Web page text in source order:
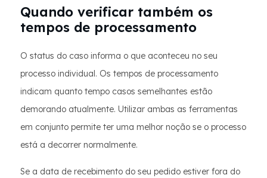
Quando verificar também os
tempos de processamento
O status do caso informa o que aconteceu no seu
processo individual. Os tempos de processamento
indicam quanto tempo casos semelhantes estão
demorando atualmente. Utilizar ambas as ferramentas
em conjunto permite ter uma melhor noção se o processo
está a decorrer normalmente.
Se a data de recebimento do seu pedido estiver fora do